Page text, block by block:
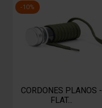
CORDONES PLANOS -
FLAT...
-10%